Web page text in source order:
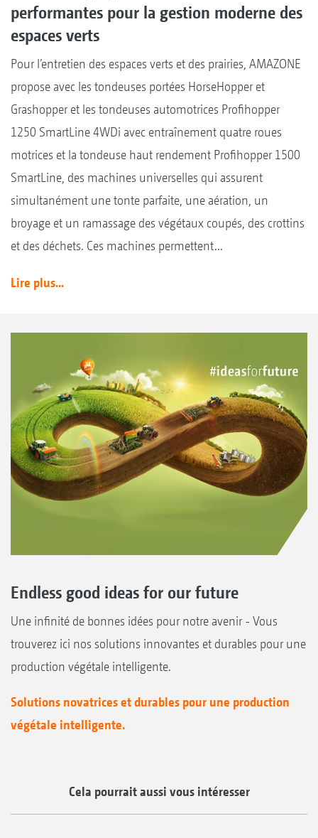
performantes pour la gestion moderne des
espaces verts
Pour l’entretien des espaces verts et des prairies, AMAZONE
propose avec les tondeuses portées HorseHopper et
Grashopper et les tondeuses automotrices Profihopper
1250 SmartLine 4WDi avec entraînement quatre roues
motrices et la tondeuse haut rendement Profihopper 1500
SmartLine, des machines universelles qui assurent
simultanément une tonte parfaite, une aération, un
broyage et un ramassage des végétaux coupés, des crottins
et des déchets. Ces machines permettent...
Lire plus...
Endless good ideas for our future
Une infinité de bonnes idées pour notre avenir - Vous
trouverez ici nos solutions innovantes et durables pour une
production végétale intelligente.
Solutions novatrices et durables pour une production
végétale intelligente.
Cela pourrait aussi vous intéresser